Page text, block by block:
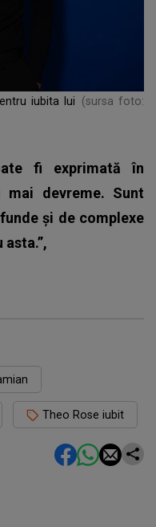
iubita lui
(sursa foto:
fi exprimată în
devreme. Sunt
și de complexe
Theo Rose iubit